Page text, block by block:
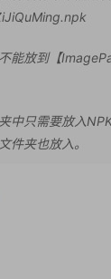
iQuMing.npk
能放到【ImageP
中只需要放入
件夹也放入。